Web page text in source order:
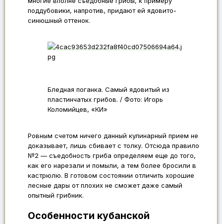
поддубовики, напротив, придают ей ядовито-
синюшный оттенок.
Бледная поганка. Самый ядовитый из
пластинчатых грибов. / Фото: Игорь
Коломийцев, «КИ»
Ровным счетом ничего данный кулинарный прием не
доказывает, лишь сбивает с толку. Отсюда правило
№2 — съедобность гриба определяем еще до того,
как его нарезали и помыли, а тем более бросили в
кастрюлю. В готовом состоянии отличить хорошие
лесные дары от плохих не сможет даже самый
опытный грибник.
Особенности кубанской